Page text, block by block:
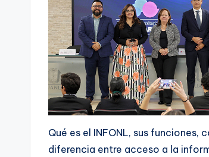
Qué es el INFONL, sus
diferencia entre acceso a la